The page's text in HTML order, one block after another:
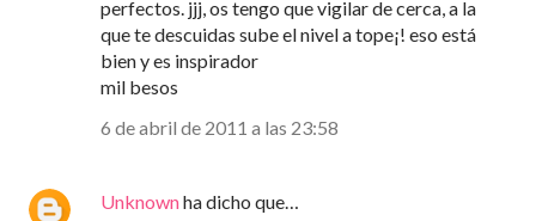
perfectos. jjj, os tengo que vigilar de cerca, a la
que te descuidas sube el nivel a tope¡! eso está
bien y es inspirador
mil besos
6 de abril de 2011 a las 23:58
Unknownha dicho que…